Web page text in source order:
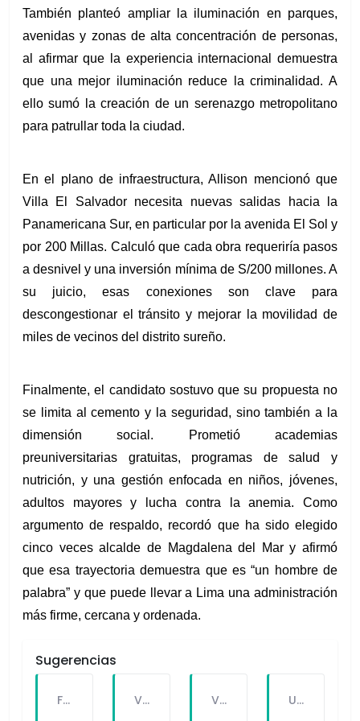
También planteó ampliar la iluminación en parques,
avenidas y zonas de alta concentración de personas,
al afirmar que la experiencia internacional demuestra
que una mejor iluminación reduce la criminalidad. A
ello sumó la creación de un serenazgo metropolitano
para patrullar toda la ciudad.
En el plano de infraestructura, Allison mencionó que
Villa El Salvador necesita nuevas salidas hacia la
Panamericana Sur, en particular por la avenida El Sol y
por 200 Millas. Calculó que cada obra requeriría pasos
a desnivel y una inversión mínima de S/200 millones. A
su juicio, esas conexiones son clave para
descongestionar el tránsito y mejorar la movilidad de
miles de vecinos del distrito sureño.
Finalmente, el candidato sostuvo que su propuesta no
se limita al cemento y la seguridad, sino también a la
dimensión social. Prometió academias
preuniversitarias gratuitas, programas de salud y
nutrición, y una gestión enfocada en niños, jóvenes,
adultos mayores y lucha contra la anemia. Como
argumento de respaldo, recordó que ha sido elegido
cinco veces alcalde de Magdalena del Mar y afirmó
que esa trayectoria demuestra que es “un hombre de
palabra” y que puede llevar a Lima una administración
más firme, cercana y ordenada.
Sugerencias
FALLECE FORTUNATO CHUQUITAYPE ANDRADE, “EL CHOLO”, REFERENTE DE LA SOLIDARIDAD Y LA CULTURA EN VILLA EL SALVADOR VILLA EL SALVADOR RECIBE A ANA CORREA PARA PRESENTAR LIBRO SOBRE MEMORIA, TEATRO Y RESISTENCIA DURANTE EL CONFLICTO ARMADO INTERNO. VILLA EL SALVADOR: EL ALCALDE GUIDO IÑIGO PERALTA PRIORIZÓ CONCIERTO DE SOMOS PERÚ Y NO ASISTIÓ AL DESFILE ESCOLAR CÍVICO CULTURAL 2026 UNIVERSIDAD SEÑOR DE SIPÁN PRESENTÓ ROBOT HUMANOIDE DE ÚLTIMA GENERACIÓN PARA FORTALECER LA INVESTIGACIÓN Y LA FORMACIÓN ACADÉMICA